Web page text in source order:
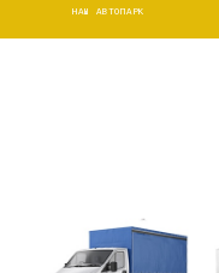
НАШ АВТОПАРК